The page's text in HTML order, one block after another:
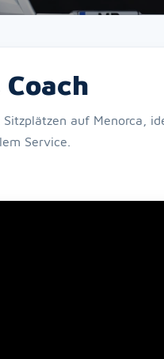
Coach
Sitzplätzen auf Menorca,
Service.